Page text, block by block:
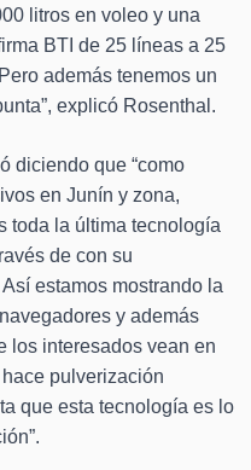
litros en voleo y una
BTI de 25 líneas a 25
además tenemos un
explicó Rosenthal.
diciendo que “como
en Junín y zona,
toda la última tecnología
de con su
estamos mostrando la
y además
los interesados vean en
pulverización
que esta tecnología es lo